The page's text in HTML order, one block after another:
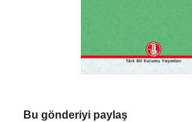
Bu gönderiyi paylaş